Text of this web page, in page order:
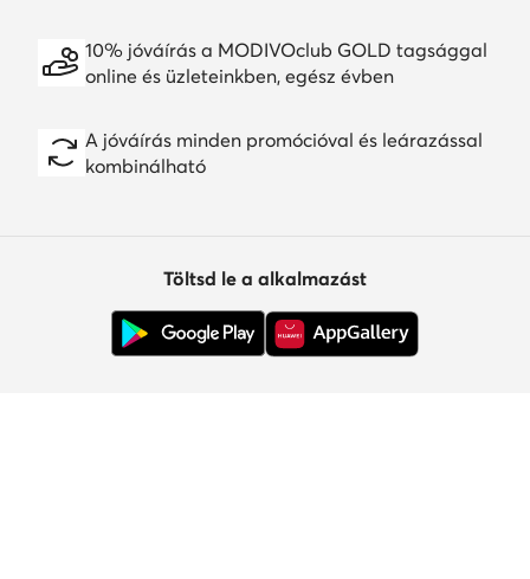
10% jóváírás a MODIVOclub GOLD tagsággal
online és üzleteinkben, egész évben
A jóváírás minden promócióval és leárazással
kombinálható
Töltsd le a alkalmazást